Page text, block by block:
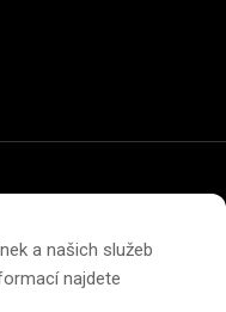
a našich služeb
najdete
o ochraně soukromí